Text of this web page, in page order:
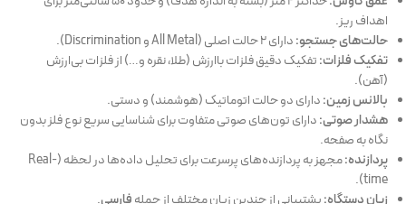
اهداف ریز.
حالت‌های جستجو:دارای ۲ حالت اصلی (All Metal و Discrimination).
تفکیک فلزات:تفکیک دقیق فلزات باارزش (طلا، نقره و…) از فلزات بی‌ارزش
(آهن).
بالانس زمین:دارای دو حالت اتوماتیک (هوشمند) و دستی.
هشدار صوتی:دارای تون‌های صوتی متفاوت برای شناسایی سریع نوع فلز بدون
نگاه به صفحه.
پردازنده:
مجهز به پردازنده‌های پرسرعت برای تحلیل داده‌ها در لحظه (Real-
time).
زبان دستگاه:پشتیبانی از چندین زبان مختلف از جملهفارسی.